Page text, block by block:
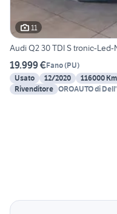
11
Audi Q2 30 TDI S tronic-Led-
19.999 €Fano(PU)
Usato
12/2020 116000 Km
Rivenditore OROAUTO di